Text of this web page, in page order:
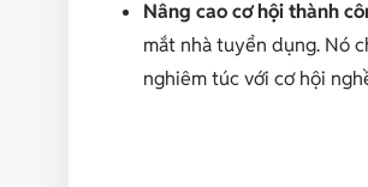
Nâng cao cơ hội thành
mắt nhà tuyển dụng. Nó
nghiêm túc với cơ hội